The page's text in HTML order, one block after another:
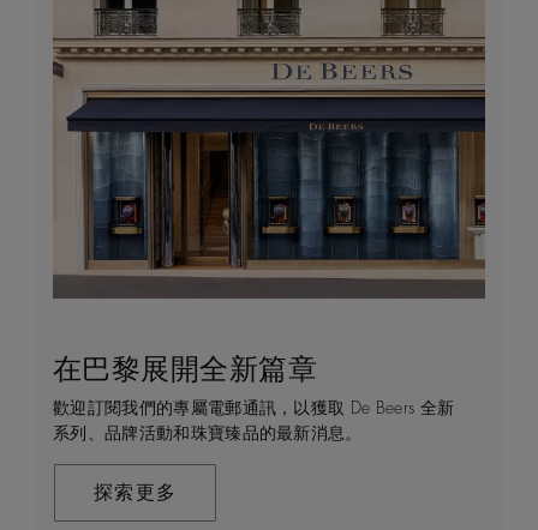
在巴黎展開全新篇章
歡迎訂閱我們的專屬電郵通訊，以獲取 De Beers 全新
系列、品牌活動和珠寶臻品的最新消息。
探索更多
守護永恒
De Beers 在全球珠寶領域獨樹一幟，因為我們是唯一
與鑽石原產地有直接連結的奢華珠寶品牌。
探索更多
顧客服務
無論您是透過線上購物或造訪實體精品店，我們始終致
力於為您提供個人化的購物體驗。預約於店內或線上進
瞭解更多
De Beers 的世界
De Beers 成立於倫敦，靈感來自非洲的自然，是奢華
鑽石珠寶的巔峰。我們的創意和工藝將鑽石轉化為永恆
探索更多